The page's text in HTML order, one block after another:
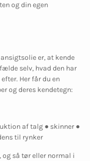
og din egen
er, at kende
selv, hvad den har
Her får du en
og deres kendetegn:
af talg ● skinner ●
til rynker
og så tør eller normal i